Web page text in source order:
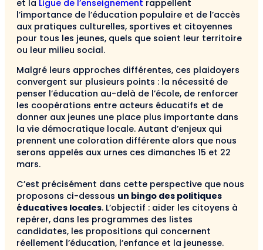
et la Ligue de l’enseignement rappellent
l’importance de l’éducation populaire et de l’accès
aux pratiques culturelles, sportives et citoyennes
pour tous les jeunes, quels que soient leur territoire
ou leur milieu social.
Malgré leurs approches différentes, ces plaidoyers
convergent sur plusieurs points : la nécessité de
penser l’éducation au-delà de l’école, de renforcer
les coopérations entre acteurs éducatifs et de
donner aux jeunes une place plus importante dans
la vie démocratique locale. Autant d’enjeux qui
prennent une coloration différente alors que nous
serons appelés aux urnes ces dimanches 15 et 22
mars.
C’est précisément dans cette perspective que nous
proposons ci-dessous un bingo des politiques
éducatives locales. L’objectif : aider les citoyens à
repérer, dans les programmes des listes
candidates, les propositions qui concernent
réellement l’éducation, l’enfance et la jeunesse.